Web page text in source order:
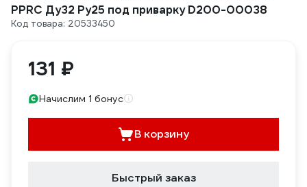
PPRC Ду32 Ру25 под приварку D200-00038
Код товара: 20533450
131 ₽
Начислим 1 бонус
В корзину
Быстрый заказ